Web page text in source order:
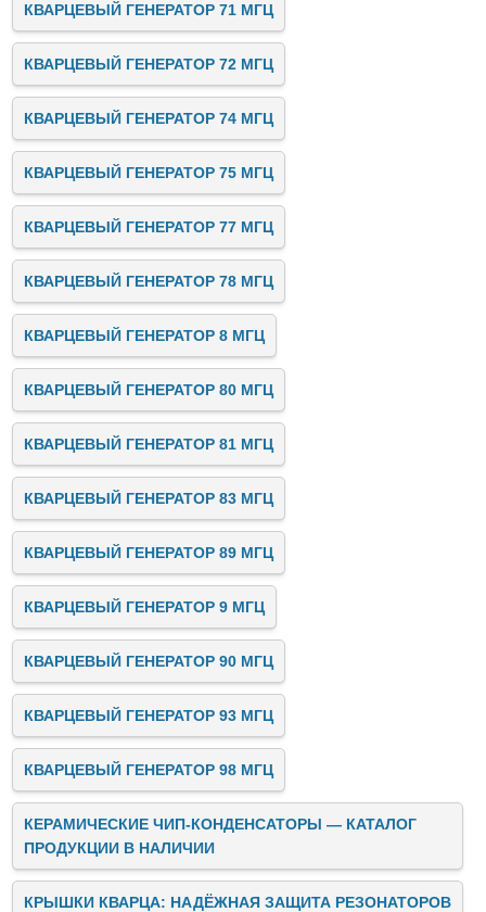
КВАРЦЕВЫЙ ГЕНЕРАТОР 71 МГЦ
КВАРЦЕВЫЙ ГЕНЕРАТОР 72 МГЦ
КВАРЦЕВЫЙ ГЕНЕРАТОР 74 МГЦ
КВАРЦЕВЫЙ ГЕНЕРАТОР 75 МГЦ
КВАРЦЕВЫЙ ГЕНЕРАТОР 77 МГЦ
КВАРЦЕВЫЙ ГЕНЕРАТОР 78 МГЦ
КВАРЦЕВЫЙ ГЕНЕРАТОР 8 МГЦ
КВАРЦЕВЫЙ ГЕНЕРАТОР 80 МГЦ
КВАРЦЕВЫЙ ГЕНЕРАТОР 81 МГЦ
КВАРЦЕВЫЙ ГЕНЕРАТОР 83 МГЦ
КВАРЦЕВЫЙ ГЕНЕРАТОР 89 МГЦ
КВАРЦЕВЫЙ ГЕНЕРАТОР 9 МГЦ
КВАРЦЕВЫЙ ГЕНЕРАТОР 90 МГЦ
КВАРЦЕВЫЙ ГЕНЕРАТОР 93 МГЦ
КВАРЦЕВЫЙ ГЕНЕРАТОР 98 МГЦ
КЕРАМИЧЕСКИЕ ЧИП-КОНДЕНСАТОРЫ — КАТАЛОГ
ПРОДУКЦИИ В НАЛИЧИИ
КРЫШКИ КВАРЦА: НАДЁЖНАЯ ЗАЩИТА РЕЗОНАТОРОВ